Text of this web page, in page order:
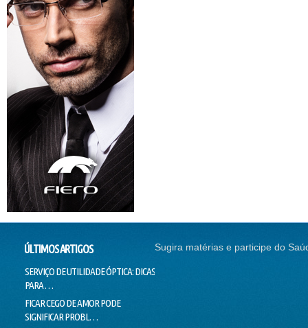
ÚLTIMOS ARTIGOS
SERVIÇO DE UTILIDADE ÓPTICA: DICAS
PARA …
FICAR CEGO DE AMOR PODE
SIGNIFICAR PROBL…
Sugira matérias e participe do